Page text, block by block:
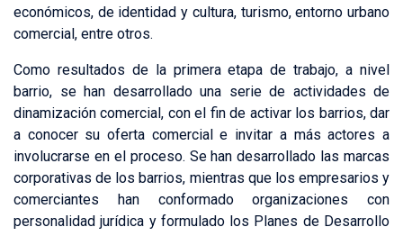
económicos, de identidad y cultura, turismo, entorno urbano
comercial, entre otros.
Como resultados de la primera etapa de trabajo, a nivel
barrio, se han desarrollado una serie de actividades de
dinamización comercial, con el fin de activar los barrios, dar
a conocer su oferta comercial e invitar a más actores a
involucrarse en el proceso. Se han desarrollado las marcas
corporativas de los barrios, mientras que los empresarios y
comerciantes han conformado organizaciones con
personalidad jurídica y formulado los Planes de Desarrollo